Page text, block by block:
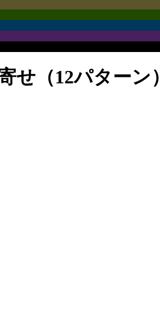
せ（12パターン）